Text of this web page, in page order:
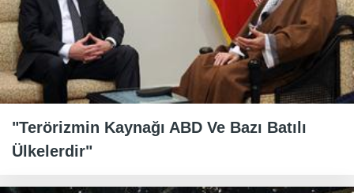
"Terörizmin Kaynağı ABD Ve Bazı Batılı
Ülkelerdir"